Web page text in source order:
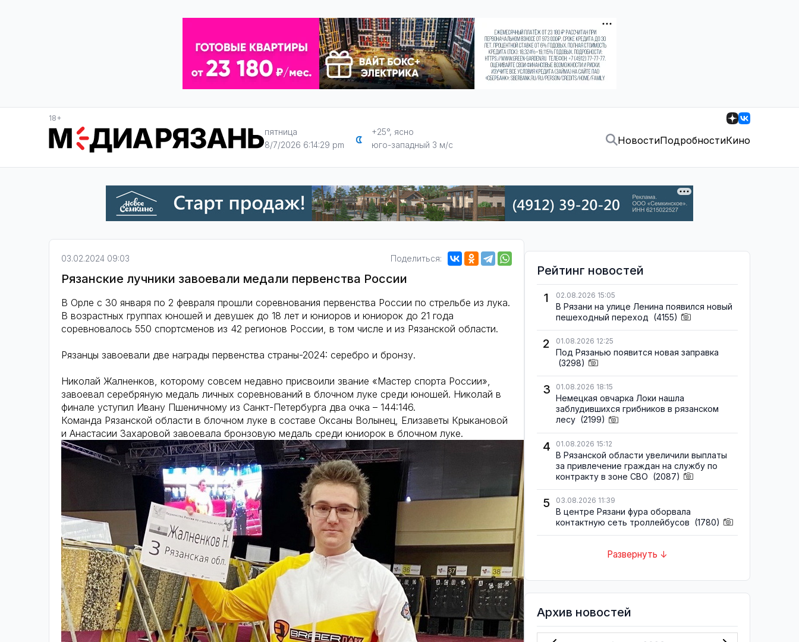
18+
пятница
8/7/2026 6:14:30 pm
+25°, ясно
юго-западный 3 м/с
НовостиПодробностиКино
03.02.2024 09:03 Поделиться:
Рязанские лучники завоевали медали первенства России
В Орле с 30 января по 2 февраля прошли соревнования первенства России по стрельбе из лука.
В возрастных группах юношей и девушек до 18 лет и юниоров и юниорок до 21 года
соревновалось 550 спортсменов из 42 регионов России, в том числе и из Рязанской области.
Рязанцы завоевали две награды первенства страны-2024: серебро и бронзу.
Николай Жалненков, которому совсем недавно присвоили звание «Мастер спорта России»,
завоевал серебряную медаль личных соревнований в блочном луке среди юношей. Николай в
финале уступил Ивану Пшеничному из Санкт-Петербурга два очка – 144:146.
Команда Рязанской области в блочном луке в составе Оксаны Волынец, Елизаветы Крыкановой
и Анастасии Захаровой завоевала бронзовую медаль среди юниорок в блочном луке.
Рейтинг новостей
1
02.08.2026 15:05
В Рязани на улице Ленина появился новый
пешеходный переход (4155)
2 01.08.2026 12:25
Под Рязанью появится новая заправка
(3298)
3 01.08.2026 18:15
Немецкая овчарка Локи нашла
заблудившихся грибников в рязанском
лесу (2199)
4 01.08.2026 15:12
В Рязанской области увеличили выплаты
за привлечение граждан на службу по
контракту в зоне СВО (2087)
5 03.08.2026 11:39
В центре Рязани фура оборвала
контактную сеть троллейбусов (1780)
Развернуть ↓
Архив новостей